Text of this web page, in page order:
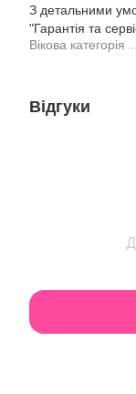
З детальними
"Гарантія та
Вікова категорія
Відгуки